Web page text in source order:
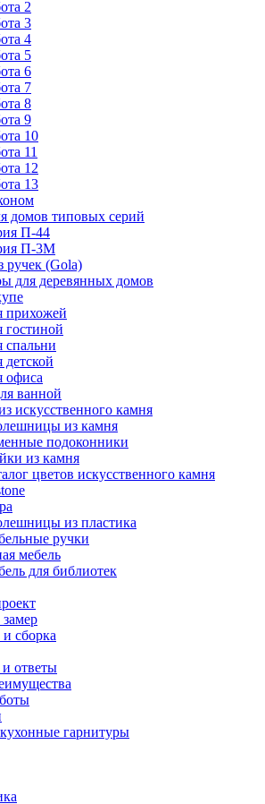
2
3
4
5
6
7
8
9
10
11
12
13
домов типовых серий
П-44
П-3М
ручек (Gola)
для деревянных домов
прихожей
гостиной
спальни
детской
офиса
ванной
искусственного камня
из камня
подоконники
из камня
цветов искусственного камня
из пластика
ручки
мебель
для библиотек
и сборка
ответы
гарнитуры